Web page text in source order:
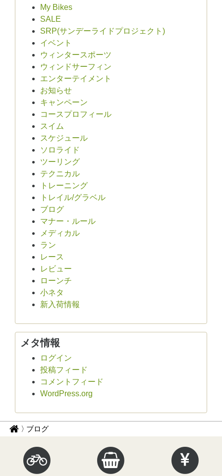
My Bikes
SALE
SRP(サンデーライドプロジェクト)
イベント
ウィンタースポーツ
ウィンドサーフィン
エンターテイメント
お知らせ
キャンペーン
コースプロフィール
スイム
スケジュール
ソロライド
ツーリング
テクニカル
トレーニング
トレイル/グラベル
ブログ
マナー・ルール
メディカル
ラン
レース
レビュー
ローンチ
小ネタ
新入荷情報
メタ情報
ログイン
投稿フィード
コメントフィード
WordPress.org
パ サ
ク
ル
イ
ブログ